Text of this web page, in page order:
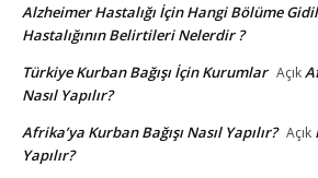
Alzheimer Hastalığı İçin Hangi Bölüme
Hastalığının Belirtileri Nelerdir ?
Türkiye Kurban Bağışı İçin Kurumlar Açık
Nasıl Yapılır?
Afrika’ya Kurban Bağışı Nasıl Yapılır? Açık
Yapılır?